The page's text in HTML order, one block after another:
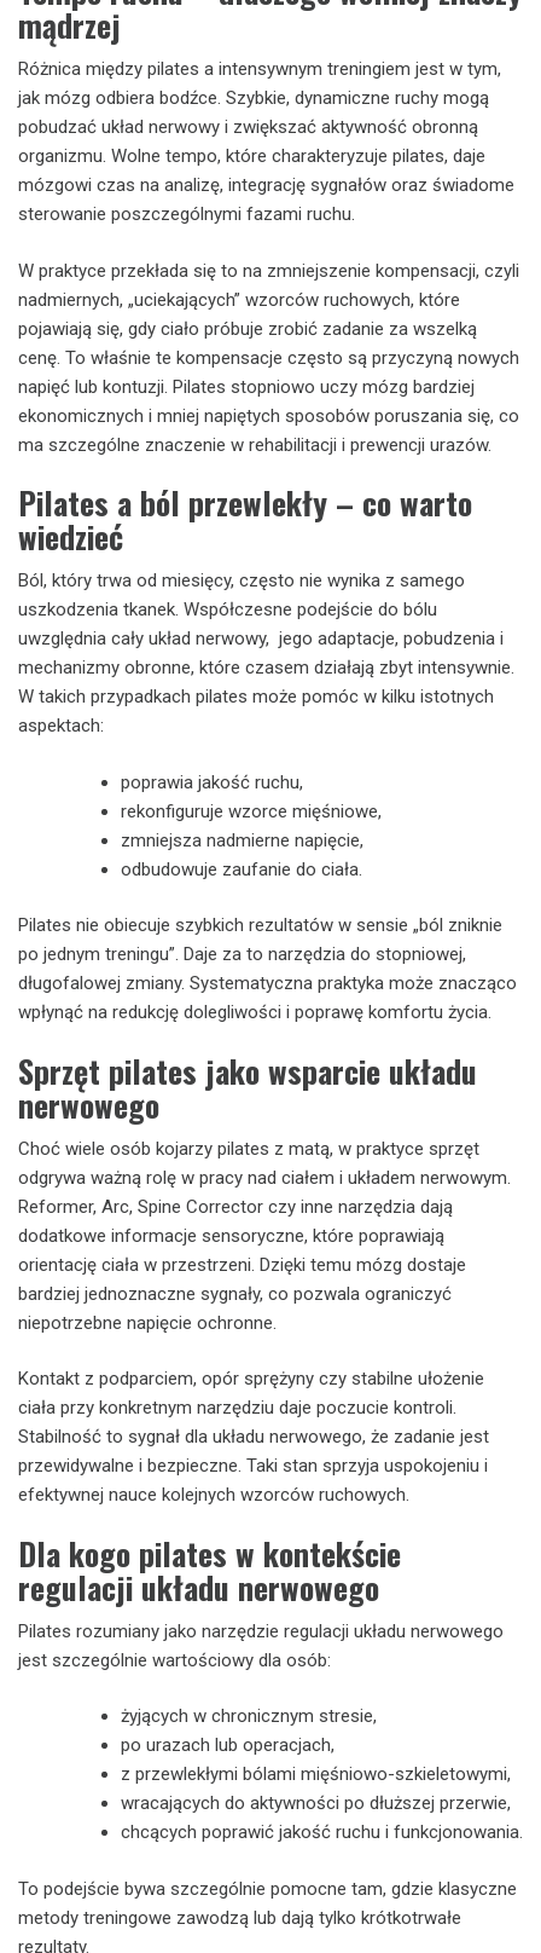
mądrzej
Różnica między pilates a intensywnym treningiem jest w tym,
jak mózg odbiera bodźce. Szybkie, dynamiczne ruchy mogą
pobudzać układ nerwowy i zwiększać aktywność obronną
organizmu. Wolne tempo, które charakteryzuje pilates, daje
mózgowi czas na analizę, integrację sygnałów oraz świadome
sterowanie poszczególnymi fazami ruchu.
W praktyce przekłada się to na zmniejszenie kompensacji, czyli
nadmiernych, „uciekających” wzorców ruchowych, które
pojawiają się, gdy ciało próbuje zrobić zadanie za wszelką
cenę. To właśnie te kompensacje często są przyczyną nowych
napięć lub kontuzji. Pilates stopniowo uczy mózg bardziej
ekonomicznych i mniej napiętych sposobów poruszania się, co
ma szczególne znaczenie w rehabilitacji i prewencji urazów.
Pilates a ból przewlekły – co warto
wiedzieć
Ból, który trwa od miesięcy, często nie wynika z samego
uszkodzenia tkanek. Współczesne podejście do bólu
uwzględnia cały układ nerwowy, jego adaptacje, pobudzenia i
mechanizmy obronne, które czasem działają zbyt intensywnie.
W takich przypadkach pilates może pomóc w kilku istotnych
aspektach:
poprawia jakość ruchu,
rekonfiguruje wzorce mięśniowe,
zmniejsza nadmierne napięcie,
odbudowuje zaufanie do ciała.
Pilates nie obiecuje szybkich rezultatów w sensie „ból zniknie
po jednym treningu”. Daje za to narzędzia do stopniowej,
długofalowej zmiany. Systematyczna praktyka może znacząco
wpłynąć na redukcję dolegliwości i poprawę komfortu życia.
Sprzęt pilates jako wsparcie układu
nerwowego
Choć wiele osób kojarzy pilates z matą, w praktyce sprzęt
odgrywa ważną rolę w pracy nad ciałem i układem nerwowym.
Reformer, Arc, Spine Corrector czy inne narzędzia dają
dodatkowe informacje sensoryczne, które poprawiają
orientację ciała w przestrzeni. Dzięki temu mózg dostaje
bardziej jednoznaczne sygnały, co pozwala ograniczyć
niepotrzebne napięcie ochronne.
Kontakt z podparciem, opór sprężyny czy stabilne ułożenie
ciała przy konkretnym narzędziu daje poczucie kontroli.
Stabilność to sygnał dla układu nerwowego, że zadanie jest
przewidywalne i bezpieczne. Taki stan sprzyja uspokojeniu i
efektywnej nauce kolejnych wzorców ruchowych.
Dla kogo pilates w kontekście
regulacji układu nerwowego
Pilates rozumiany jako narzędzie regulacji układu nerwowego
jest szczególnie wartościowy dla osób:
żyjących w chronicznym stresie,
po urazach lub operacjach,
z przewlekłymi bólami mięśniowo-szkieletowymi,
wracających do aktywności po dłuższej przerwie,
chcących poprawić jakość ruchu i funkcjonowania.
To podejście bywa szczególnie pomocne tam, gdzie klasyczne
metody treningowe zawodzą lub dają tylko krótkotrwałe
rezultaty.